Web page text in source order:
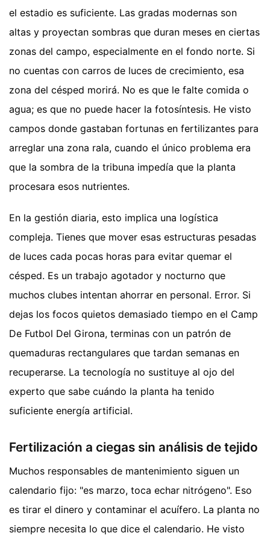
el estadio es suficiente. Las gradas modernas son
altas y proyectan sombras que duran meses en ciertas
zonas del campo, especialmente en el fondo norte. Si
no cuentas con carros de luces de crecimiento, esa
zona del césped morirá. No es que le falte comida o
agua; es que no puede hacer la fotosíntesis. He visto
campos donde gastaban fortunas en fertilizantes para
arreglar una zona rala, cuando el único problema era
que la sombra de la tribuna impedía que la planta
procesara esos nutrientes.
En la gestión diaria, esto implica una logística
compleja. Tienes que mover esas estructuras pesadas
de luces cada pocas horas para evitar quemar el
césped. Es un trabajo agotador y nocturno que
muchos clubes intentan ahorrar en personal. Error. Si
dejas los focos quietos demasiado tiempo en el Camp
De Futbol Del Girona, terminas con un patrón de
quemaduras rectangulares que tardan semanas en
recuperarse. La tecnología no sustituye al ojo del
experto que sabe cuándo la planta ha tenido
suficiente energía artificial.
Fertilización a ciegas sin análisis de tejido
Muchos responsables de mantenimiento siguen un
calendario fijo: "es marzo, toca echar nitrógeno". Eso
es tirar el dinero y contaminar el acuífero. La planta no
siempre necesita lo que dice el calendario. He visto